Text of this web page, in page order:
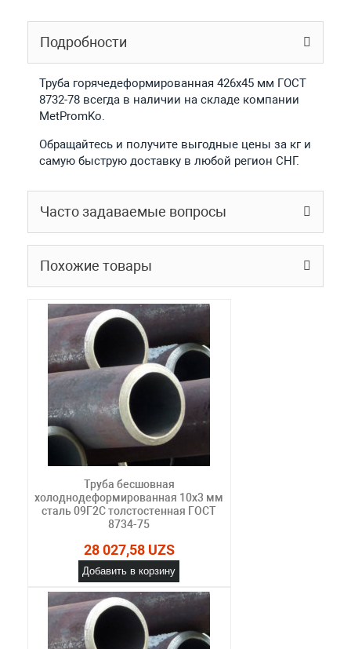
Подробности
Труба горячедеформированная 426х45 мм ГОСТ
8732-78 всегда в наличии на складе компании
MetPromKo.
Обращайтесь и получите выгодные цены за кг и
самую быструю доставку в любой регион СНГ.
Часто задаваемые вопросы
Похожие товары
Труба бесшовная
холоднодеформированная 10х3 мм
сталь 09Г2С толстостенная ГОСТ
8734-75
28 027,58 UZS
Добавить в корзину